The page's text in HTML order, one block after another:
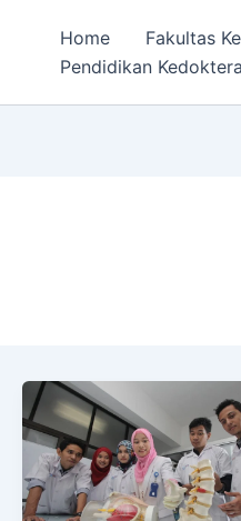
Home
Fakultas
Pendidikan